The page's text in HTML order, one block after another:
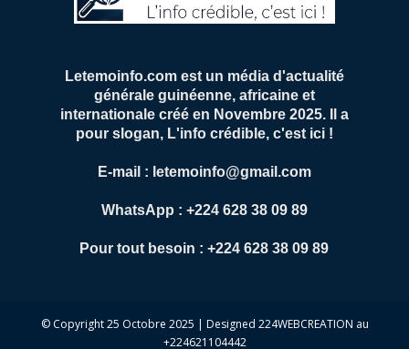
Letemoinfo.com est un média d'actualité
générale guinéenne, africaine et
internationale créé en Novembre 2025. Il a
pour slogan, L'info crédible, c'est ici !
E-mail : letemoinfo@gmail.com
WhatsApp : +224 628 38 09 89
Pour tout besoin : +224 628 38 09 89
© Copyright 25 Octobre 2025 | Designed 224WEBCREATION au
+224621104442